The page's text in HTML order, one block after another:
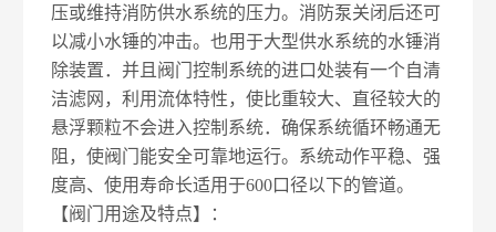
压或维持消防供水系统的压力。消防泵关闭后还可
以减小水锤的冲击。也用于大型供水系统的水锤消
除装置．并且阀门控制系统的进口处装有一个自清
洁滤网，利用流体特性，使比重较大、直径较大的
悬浮颗粒不会进入控制系统．确保系统循环畅通无
阻，使阀门能安全可靠地运行。系统动作平稳、强
度高、使用寿命长适用于600口径以下的管道。
【阀门用途及特点】：